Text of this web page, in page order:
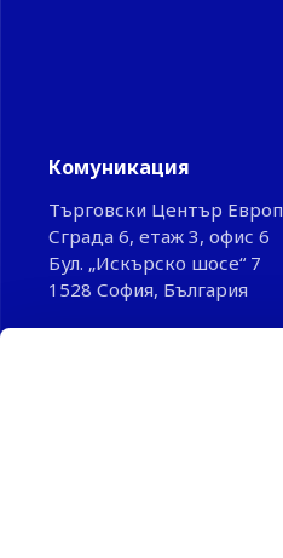
Комуникация
Търговски Център
Сграда 6, етаж 3, офис 6
Бул. „Искърско шосе“ 7
1528 София, България
Phone: +35 929 483960
© 2026 AHI Carrier